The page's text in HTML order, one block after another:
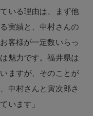
いる理由は、まず他
実績と、中村さんの
客様が一定数いらっ
魅力です。福井県は
ますが、そのことが
中村さんと寅次郎さ
います」